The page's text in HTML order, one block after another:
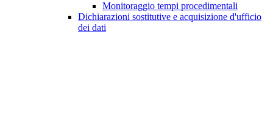
Monitoraggio tempi procedimentali
Dichiarazioni sostitutive e acquisizione d'ufficio
dei dati